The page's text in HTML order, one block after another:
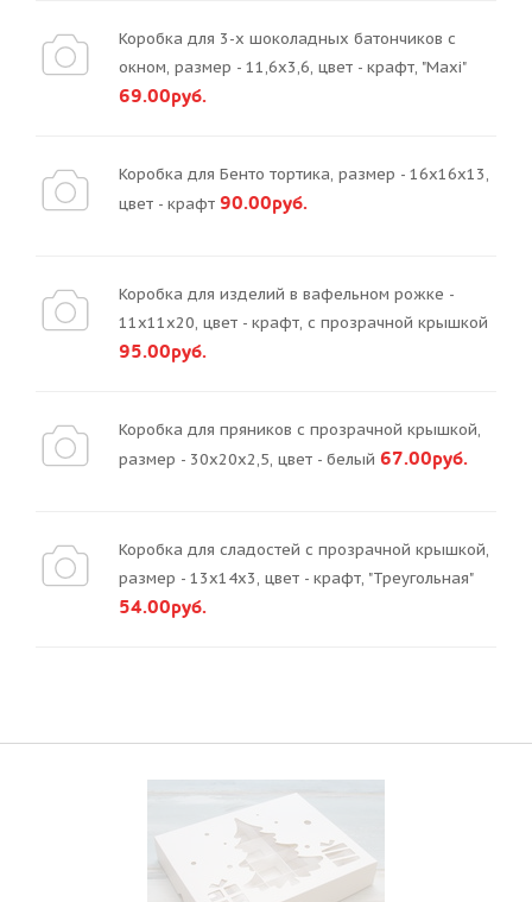
Коробка для 3-х шоколадных батончиков с
окном, размер - 11,6х3,6, цвет - крафт, "Maxi"
69.00руб.
Коробка для Бенто тортика, размер - 16х16х13,
цвет - крафт 90.00руб.
Коробка для изделий в вафельном рожке -
11х11х20, цвет - крафт, с прозрачной крышкой
95.00руб.
Коробка для пряников с прозрачной крышкой,
размер - 30х20х2,5, цвет - белый 67.00руб.
Коробка для сладостей с прозрачной крышкой,
размер - 13х14х3, цвет - крафт, "Треугольная"
54.00руб.